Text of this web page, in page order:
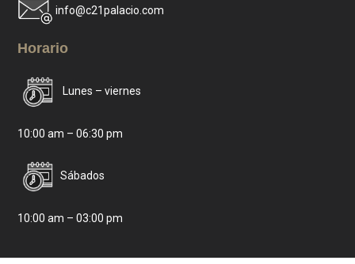
info@c21palacio.com
Horario
Lunes – viernes
10:00 am – 06:30 pm
Sábados
10:00 am – 03:00 pm